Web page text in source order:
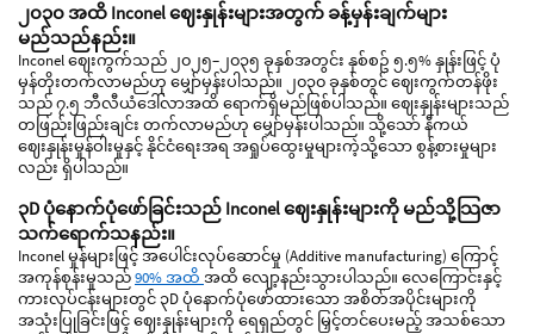
၂၀၃၀ အထိ Inconel ဈေးနှုန်းများအတွက် ခန့်မှန်းချက်များ
မည်သည်နည်း။
Inconel ဈေးကွက်သည် ၂၀၂၅–၂၀၃၅ ခုနှစ်အတွင်း နှစ်စဥ် ၅.၅% နှုန်းဖြင့် ပုံ
မှန်တိုးတက်လာမည်ဟု မျှော်မှန်းပါသည်။ ၂၀၃၀ ခုနှစ်တွင် ဈေးကွက်တန်ဖိုး
သည် ၇.၅ ဘီလီယံဒေါ်လာအထိ ရောက်ရှိမည်ဖြစ်ပါသည်။ ဈေးနှုန်းများသည်
တဖြည်းဖြည်းချင်း တက်လာမည်ဟု မျှော်မှန်းပါသည်။ သို့သော် နီကယ်
ဈေးနှုန်းမှုန်ဝါးမှုနှင့် နိုင်ငံရေးအရ အရှုပ်ထွေးမှုများကဲ့သို့သော စွန့်စားမှုများ
လည်း ရှိပါသည်။
၃D ပုံနောက်ပုံဖော်ခြင်းသည် Inconel ဈေးနှုန်းများကို မည်သို့သြဇာ
သက်ရောက်သနည်း။
Inconel မှုန်များဖြင့် အပေါင်းလုပ်ဆောင်မှု (Additive manufacturing) ကြောင့်
အကုန်စုန်းမှုသည်90% အထိ အထိ လျော့နည်းသွားပါသည်။ လေကြောင်းနှင့်
ကားလုပ်ငန်းများတွင် ၃D ပုံနောက်ပုံဖော်ထားသော အစိတ်အပိုင်းများကို
အသုံးပြုခြင်းဖြင့် ဈေးနှုန်းများကို ရေရှည်တွင် မြှင့်တင်ပေးမည့် အသစ်သော